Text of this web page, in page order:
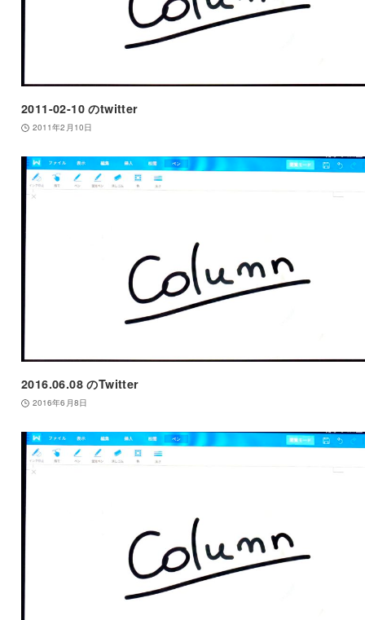
2011-02-10 のtwitter
2011年2月10日
2016.06.08 のTwitter
2016年6月8日